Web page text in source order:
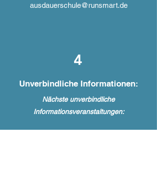
ausdauerschule@runsmart.de
4
Unverbindliche Informationen:
Nächste unverbindliche
Informationsveranstaltungen: